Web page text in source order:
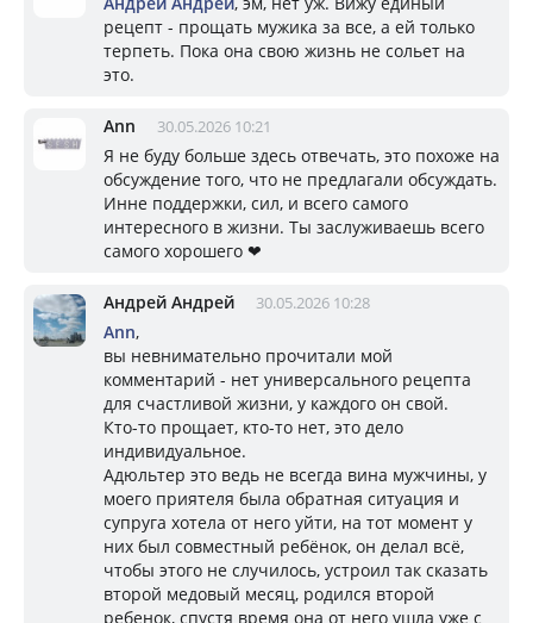
рецепт - прощать мужика за все, а ей только
терпеть. Пока она свою жизнь не сольет на
это.
Ann 30.05.2026 10:21
Я не буду больше здесь отвечать, это похоже на
обсуждение того, что не предлагали обсуждать.
Инне поддержки, сил, и всего самого
интересного в жизни. Ты заслуживаешь всего
самого хорошего ❤
Андрей Андрей 30.05.2026 10:28
Ann,
вы невнимательно прочитали мой
комментарий - нет универсального рецепта
для счастливой жизни, у каждого он свой.
Кто-то прощает, кто-то нет, это дело
индивидуальное.
Адюльтер это ведь не всегда вина мужчины, у
моего приятеля была обратная ситуация и
супруга хотела от него уйти, на тот момент у
них был совместный ребёнок, он делал всё,
чтобы этого не случилось, устроил так сказать
второй медовый месяц, родился второй
ребенок, спустя время она от него ушла уже с